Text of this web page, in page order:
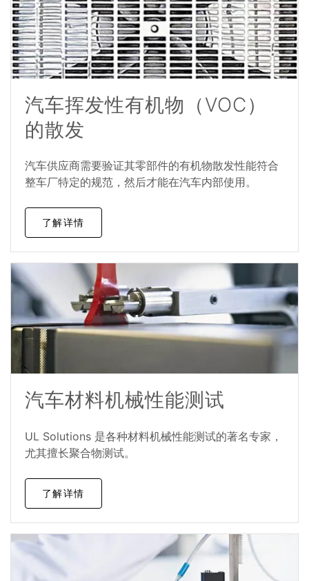
汽车挥发性有机物（VOC）
的散发
汽车供应商需要验证其零部件的有机物散发性能符合
整车厂特定的规范，然后才能在汽车内部使用。
了解详情
汽车材料机械性能测试
UL Solutions 是各种材料机械性能测试的著名专家，
尤其擅长聚合物测试。
了解详情